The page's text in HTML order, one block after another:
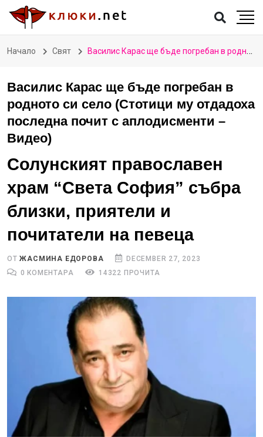
Начало Свят Василис Карас ще бъде погребан в родното си село (Стотици му отдадоха последна почит с аплодисменти – Видео)
Василис Карас ще бъде погребан в
родното си село (Стотици му отдадоха
последна почит с аплодисменти –
Видео)
Солунският православен
храм “Света София” събра
близки, приятели и
почитатели на певеца
ОТЖАСМИНА ЕДОРОВА
DECEMBER 27, 2023
0 КОМЕНТАРА
14322 ПРОЧИТА